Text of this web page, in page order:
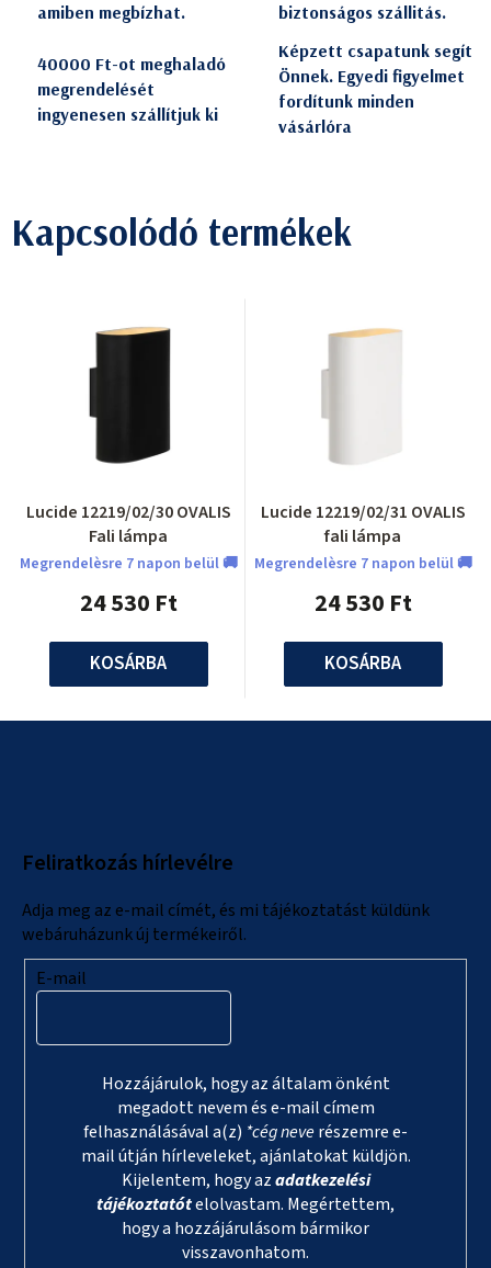
amiben megbízhat.
biztonságos szállitás.
40000 Ft-ot meghaladó
megrendelését
ingyenesen szállítjuk ki
Képzett csapatunk segít
Önnek. Egyedi figyelmet
fordítunk minden
vásárlóra
Kapcsolódó termékek
Lucide 12219/02/30 OVALIS
Fali lámpa
Megrendelèsre 7 napon belül 🚚
24 530 Ft
KOSÁRBA
Lucide 12219/02/31 OVALIS
fali lámpa
Megrendelèsre 7 napon belül 🚚
24 530 Ft
KOSÁRBA
Feliratkozás hírlevélre
Adja meg az e-mail címét, és mi tájékoztatást küldünk
webáruházunk új termékeiről.
E-mail
Hozzájárulok, hogy az általam önként
megadott nevem és e-mail címem
felhasználásával a(z) *cég neverészemre e-
mail útján hírleveleket, ajánlatokat küldjön.
Kijelentem, hogy azadatkezelési
tájékoztatótelolvastam. Megértettem,
hogy a hozzájárulásom bármikor
visszavonhatom.